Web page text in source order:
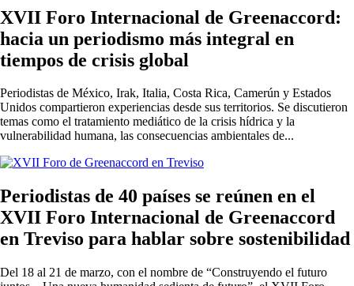
XVII Foro Internacional de Greenaccord:
hacia un periodismo más integral en
tiempos de crisis global
Periodistas de México, Irak, Italia, Costa Rica, Camerún y Estados
Unidos compartieron experiencias desde sus territorios. Se discutieron
temas como el tratamiento mediático de la crisis hídrica y la
vulnerabilidad humana, las consecuencias ambientales de...
Periodistas de 40 países se reúnen en el
XVII Foro Internacional de Greenaccord
en Treviso para hablar sobre sostenibilidad
Del 18 al 21 de marzo, con el nombre de “Construyendo el futuro